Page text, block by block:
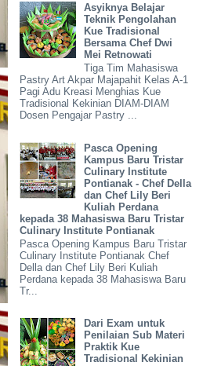
Asyiknya Belajar
Teknik Pengolahan
Kue Tradisional
Bersama Chef Dwi
Mei Retnowati
Tiga Tim Mahasiswa
Pastry Art Akpar Majapahit Kelas A-1
Pagi Adu Kreasi Menghias Kue
Tradisional Kekinian DIAM-DIAM
Dosen Pengajar Pastry ...
Pasca Opening
Kampus Baru Tristar
Culinary Institute
Pontianak - Chef Della
dan Chef Lily Beri
Kuliah Perdana
kepada 38 Mahasiswa Baru Tristar
Culinary Institute Pontianak
Pasca Opening Kampus Baru Tristar
Culinary Institute Pontianak Chef
Della dan Chef Lily Beri Kuliah
Perdana kepada 38 Mahasiswa Baru
Tr...
Dari Exam untuk
Penilaian Sub Materi
Praktik Kue
Tradisional Kekinian